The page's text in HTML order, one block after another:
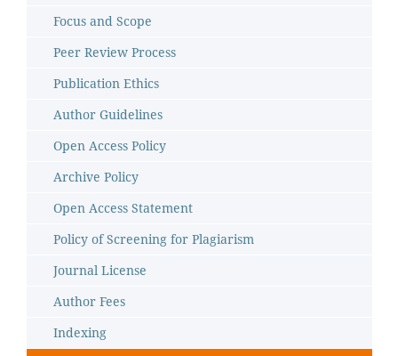
Focus and Scope
Peer Review Process
Publication Ethics
Author Guidelines
Open Access Policy
Archive Policy
Open Access Statement
Policy of Screening for Plagiarism
Journal License
Author Fees
Indexing